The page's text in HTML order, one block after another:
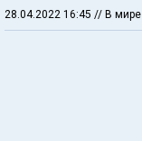
28.04.2022 16:45 // В мире